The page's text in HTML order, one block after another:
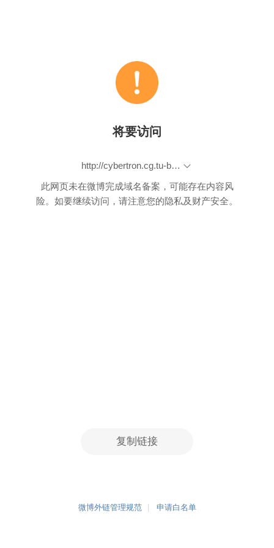
将要访问
http://cybertron.cg.tu-berlin.de/eitz/pdf/2012_siggraph_classifysketch.pdf
此网页未在微博完成域名备案，可能存在内容风
险。如要继续访问，请注意您的隐私及财产安全。
复制链接
微博外链管理规范 申请白名单